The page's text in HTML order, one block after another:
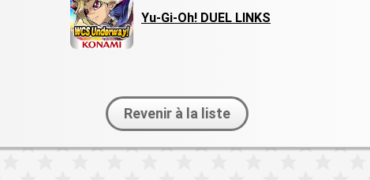
Yu-Gi-Oh! DUEL LINKS
Revenir à la liste